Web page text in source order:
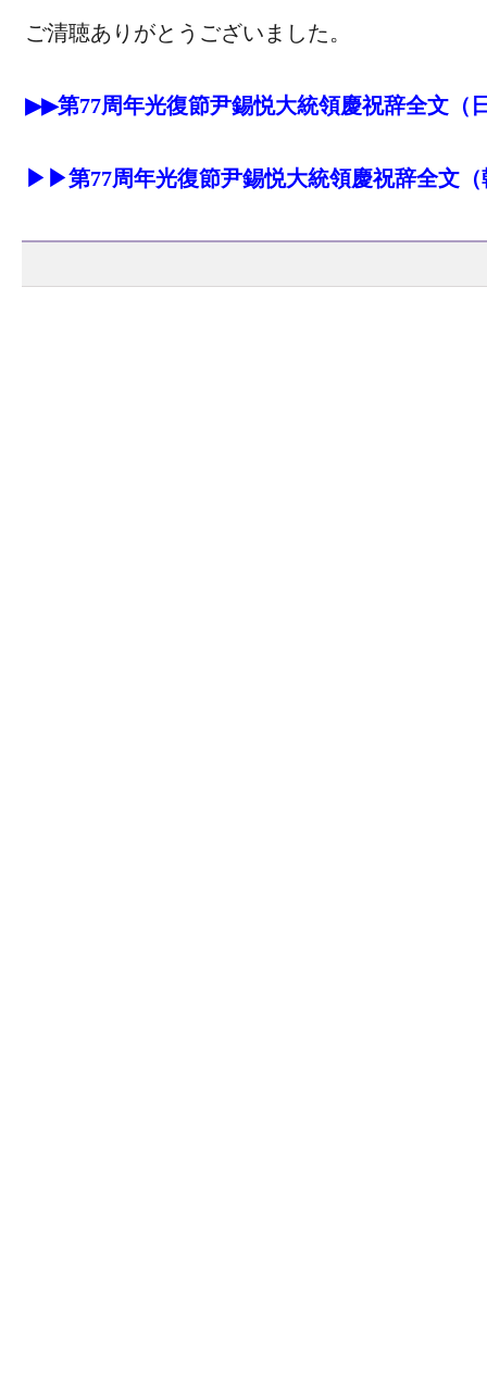
ご清聴ありがとうございました。
▶▶第77周年光復節尹錫悦大統領慶祝辞全文（
▶▶第77周年光復節尹錫悦大統領慶祝辞全文（